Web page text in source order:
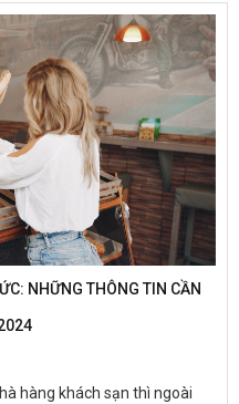
NHỮNG THÔNG TIN CẦN
hàng khách sạn thì ngoài